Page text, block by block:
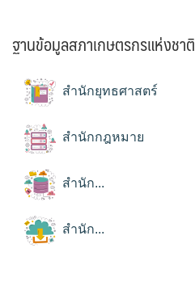
ฐานข้อมูลสภาเกษตรกรแห่งชาติ
สำนักยุทธศาสตร์
สำนักกฎหมาย
สำนัก...
สำนัก...